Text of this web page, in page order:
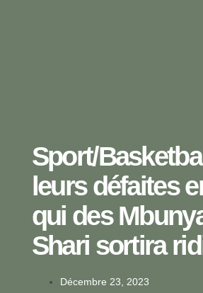
Sport/
leurs défaites
qui des
Shari sortira
Décembre 23, 2023